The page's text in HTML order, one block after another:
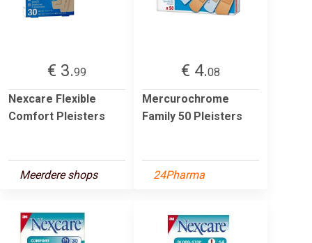
€ 3.99
Nexcare Flexible
Comfort Pleisters
Meerdere shops
€ 4.08
Mercurochrome
Family 50 Pleisters
24Pharma